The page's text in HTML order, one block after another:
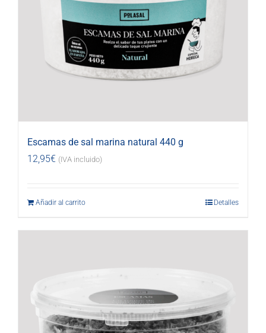
Escamas de sal marina natural 440 g
12,95€ (IVA incluido)
Añadir al carrito Detalles